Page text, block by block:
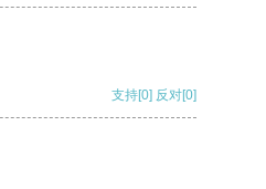
支持[0] 反对[0]